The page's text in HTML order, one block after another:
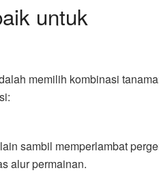
untuk
memilih kombinasi
sambil memperlambat
alur permainan.